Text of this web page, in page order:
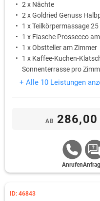
2 x Nächte
2 x Goldried Genuss
1 x Teilkörpermassage
1 x Flasche Prossecco
1 x Obstteller am Zimmer
1 x Kaffee-Kuchen-
Sonnenterrasse pro
+ Alle 10 Leistungen
AB 286,00
Anrufen
ID: 46843